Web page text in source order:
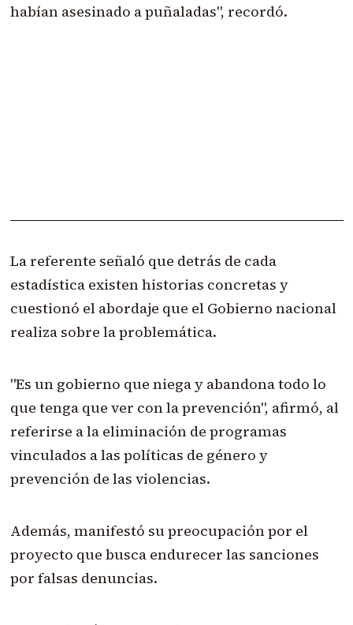
habían asesinado a puñaladas", recordó.
La referente señaló que detrás de cada
estadística existen historias concretas y
cuestionó el abordaje que el Gobierno nacional
realiza sobre la problemática.
"Es un gobierno que niega y abandona todo lo
que tenga que ver con la prevención", afirmó, al
referirse a la eliminación de programas
vinculados a las políticas de género y
prevención de las violencias.
Además, manifestó su preocupación por el
proyecto que busca endurecer las sanciones
por falsas denuncias.